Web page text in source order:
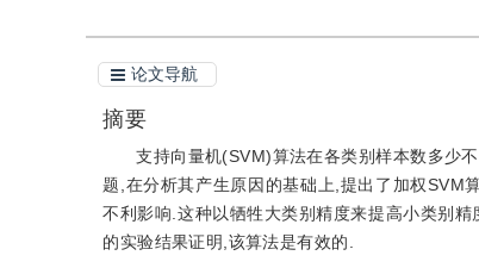
论文导航
摘要
支持向量机(SVM)算法在各类别样本数多少
题,在分析其产生原因的基础上,提出了加权SVM
不利影响.这种以牺牲大类别精度来提高小类别
的实验结果证明,该算法是有效的.